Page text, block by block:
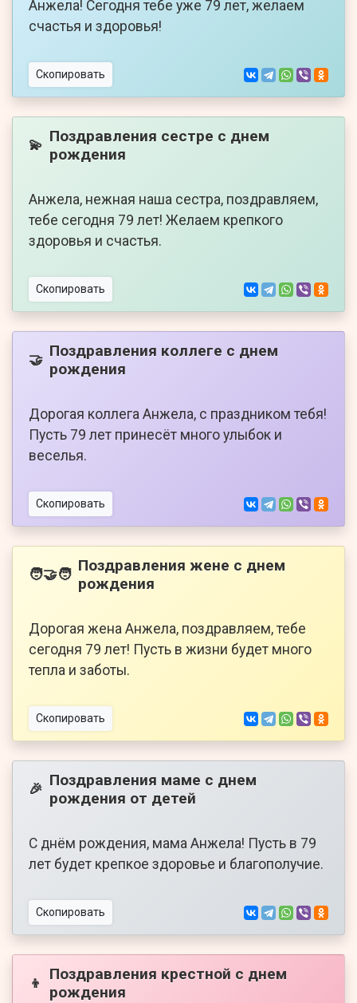
Анжела! Сегодня тебе уже 79 лет, желаем
счастья и здоровья!
Скопировать
💫 Поздравления сестре с днем
рождения
Анжела, нежная наша сестра, поздравляем,
тебе сегодня 79 лет! Желаем крепкого
здоровья и счастья.
Скопировать
🤝 Поздравления коллеге с днем
рождения
Дорогая коллега Анжела, с праздником тебя!
Пусть 79 лет принесёт много улыбок и
веселья.
Скопировать
🧑‍🤝‍🧑 Поздравления жене с днем
рождения
Дорогая жена Анжела, поздравляем, тебе
сегодня 79 лет! Пусть в жизни будет много
тепла и заботы.
Скопировать
🎉 Поздравления маме с днем
рождения от детей
С днём рождения, мама Анжела! Пусть в 79
лет будет крепкое здоровье и благополучие.
Скопировать
👦
Поздравления крестной с днем
рождения